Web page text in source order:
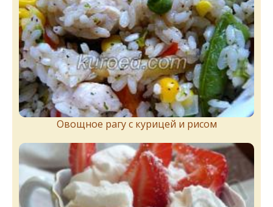
Овощное рагу с курицей и рисом